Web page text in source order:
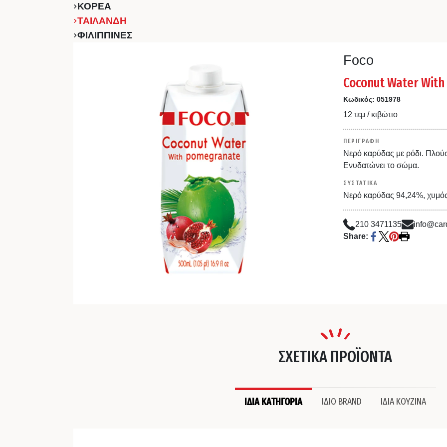
ΚΟΡΕΑ
ΤΑΙΛΑΝΔΗ
ΦΙΛΙΠΠΙΝΕΣ
Foco
Coconut Water
Κωδικός: 051978
12 τεμ / κιβώτιο
ΠΕΡΙΓΡΑΦΗ
Νερό καρύδας με ρόδι.
Ενυδατώνει το σώμα.
ΣΥΣΤΑΤΙΚΑ
Νερό καρύδας 94,24%,
210 3471135
Share:
ΣΧΕΤΙΚΑ ΠΡΟΪΟΝΤΑ
ΙΔΙΑ ΚΑΤΗΓΟΡΙΑ ΙΔΙΟ BRAND ΙΔΙΑ ΚΟΥΖΙΝΑ